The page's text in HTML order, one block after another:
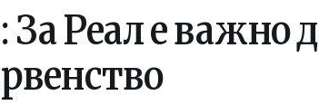
Реал е важно